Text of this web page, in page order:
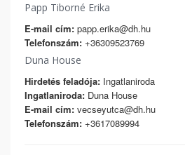
Papp Tiborné Erika
E-mail cím: papp.erika@dh.hu
Telefonszám: +36309523769
Duna House
Hirdetés feladója: Ingatlaniroda
Ingatlaniroda: Duna House
E-mail cím: vecseyutca@dh.hu
Telefonszám: +3617089994